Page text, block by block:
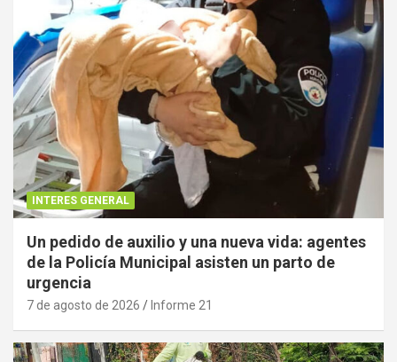
INTERES GENERAL
Un pedido de auxilio y una nueva vida: agentes
de la Policía Municipal asisten un parto de
urgencia
7 de agosto de 2026 Informe 21